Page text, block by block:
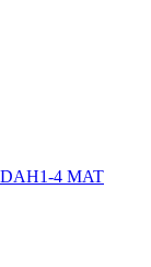
4 MAT